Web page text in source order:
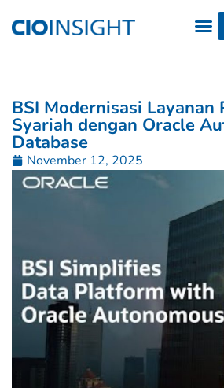
BSI Modernisasi Layanan
Syariah dengan Oracle
Database
November 12, 2025